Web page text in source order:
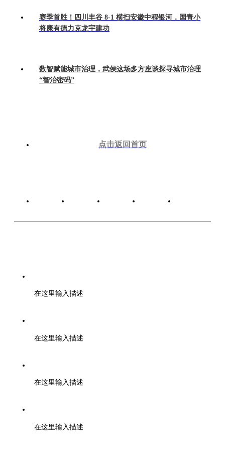
赛季首胜！四川丰谷 8-1 横扫安徽中程银河，国青小
将康有德力克龙宇建功
数智赋能城市治理，武侯这场多方座谈探寻城市治理
“智治密码”
点击返回首页
关于我们 广告服务 版权声明 网站建设
在这里输入描述
在这里输入描述
在这里输入描述
在这里输入描述